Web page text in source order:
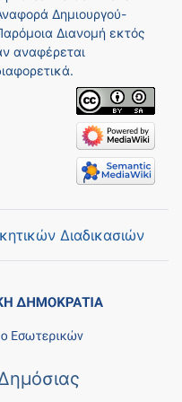
Δημιουργού-
Διανομή εκτός
αναφέρεται
Διαδικασιών